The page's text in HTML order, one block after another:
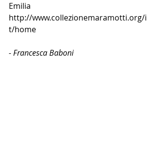
Emilia
http://www.collezionemaramotti.org/i
t/home
- Francesca Baboni